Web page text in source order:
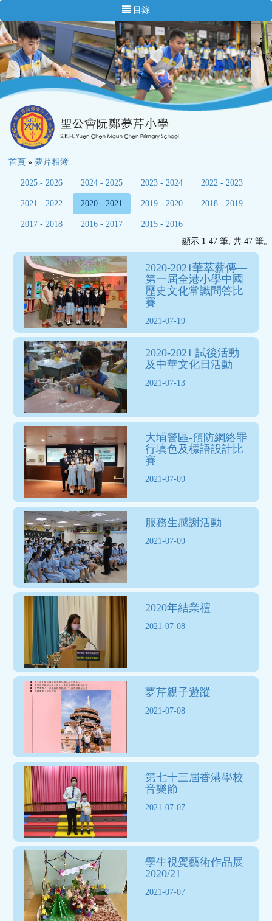
目錄
首頁 » 夢芹相簿
2025 - 2026 2024 - 2025 2023 - 2024 2022 - 2023
2021 - 2022 2020 - 2021 2019 - 2020 2018 - 2019
2017 - 2018 2016 - 2017
2015 - 2016
顯示 1-47 筆, 共 47 筆。
2020-2021華萃薪傳—
第一屆全港小學中國
歷史文化常識問答比
賽
2021-07-19
2020-2021 試後活動
及中華文化日活動
2021-07-13
大埔警區-預防網絡罪
行填色及標語設計比
賽
2021-07-09
服務生感謝活動
2021-07-09
2020年結業禮
2021-07-08
夢芹親子遊蹤
2021-07-08
第七十三屆香港學校
音樂節
2021-07-07
學生視覺藝術作品展
2020/21
2021-07-07